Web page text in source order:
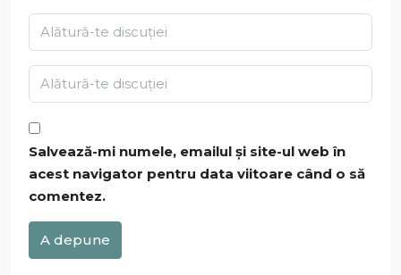
Salvează-mi numele, emailul și site-ul web în
acest navigator pentru data viitoare când o să
comentez.
A depune